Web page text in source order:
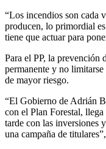
“Los incendios son cada
producen, lo primordial
tiene que actuar para
Para el PP, la prevención
permanente y no
de mayor riesgo.
“El Gobierno de Adrián
con el Plan Forestal,
tarde con las inversiones
una campaña de